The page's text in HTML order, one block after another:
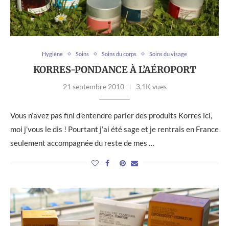
Hygiène Soins Soins du corps Soins du visage
KORRES-PONDANCE À L’AÉROPORT
21 septembre 2010 3,1K vues
Vous n’avez pas fini d’entendre parler des produits Korres ici,
moi j’vous le dis ! Pourtant j’ai été sage et je rentrais en France
seulement accompagnée du reste de mes …